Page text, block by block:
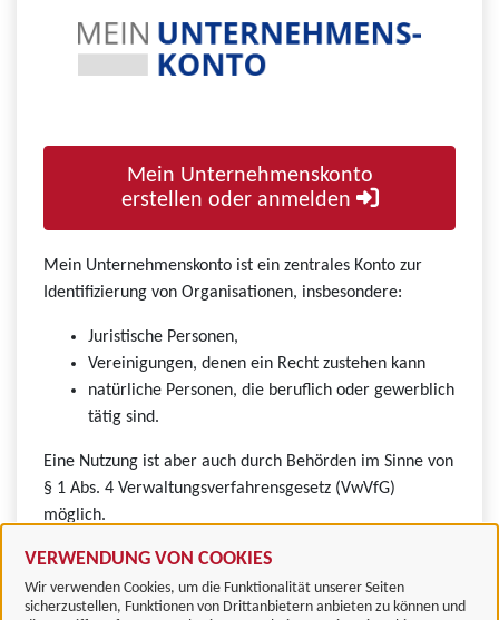
VERWENDUNG VON COOKIES
Wir verwenden Cookies, um die Funktionalität unserer Seiten
sicherzustellen, Funktionen von Drittanbietern anbieten zu können und
Mein Unternehmenskonto
erstellen oder anmelden
Mein Unternehmenskonto ist ein zentrales Konto zur
Identifizierung von Organisationen, insbesondere:
Juristische Personen,
Vereinigungen, denen ein Recht zustehen kann
natürliche Personen, die beruflich oder gewerblich
tätig sind.
Eine Nutzung ist aber auch durch Behörden im Sinne von
§ 1 Abs. 4 Verwaltungsverfahrensgesetz (VwVfG)
möglich.